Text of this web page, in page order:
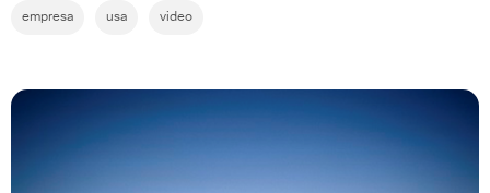
empresa usa video